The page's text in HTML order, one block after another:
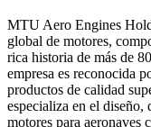
MTU Aero Engines
global de motores,
rica historia de más de
empresa es reconocida
productos de calidad
especializa en el
motores para aeronaves